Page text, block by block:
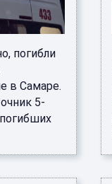
погибли
в Самаре.
5-